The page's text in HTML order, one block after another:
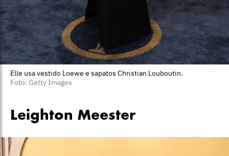
Elle usa vestido Loewe e sapatos Christian Louboutin.
Foto: Getty Images
Leighton Meester